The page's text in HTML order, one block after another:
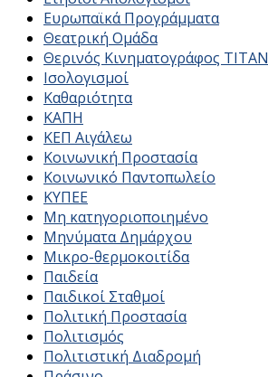
Ευρωπαϊκά Προγράμματα
Θεατρική Ομάδα
Θερινός Κινηματογράφος ΤΙΤΑΝ
Ισολογισμοί
Καθαριότητα
ΚΑΠΗ
ΚΕΠ Αιγάλεω
Κοινωνική Προστασία
Κοινωνικό Παντοπωλείο
ΚΥΠΕΕ
Μη κατηγοριοποιημένο
Μηνύματα Δημάρχου
Μικρο-θερμοκοιτίδα
Παιδεία
Παιδικοί Σταθμοί
Πολιτική Προστασία
Πολιτισμός
Πολιτιστική Διαδρομή